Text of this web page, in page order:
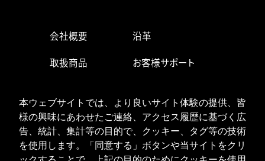
本ウェブサイトでは、より良いサイト体験の提供、皆
様の興味にあわせたご連絡、アクセス履歴に基づく広
告、統計、集計等の目的で、クッキー、タグ等の技術
を使用します。「同意する」ボタンや当サイトをクリ
会社概要 沿革
取扱商品 お客様サポート
お問い合わせ